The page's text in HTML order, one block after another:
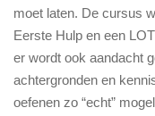
moet laten. De cursus
Eerste Hulp en een
er wordt ook aandacht
achtergronden en
oefenen zo “echt”